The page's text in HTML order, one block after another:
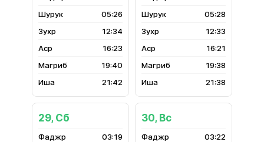
05:26
12:34
16:23
19:40
21:42
05:28
12:33
16:21
19:38
21:38
29, Сб
03:19
30, Вс
03:22